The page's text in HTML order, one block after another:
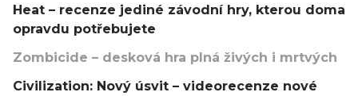
Heat – recenze jediné závodní hry, kterou doma
opravdu potřebujete
Zombicide – desková hra plná živých i mrtvých
Civilization: Nový úsvit – videorecenze nové